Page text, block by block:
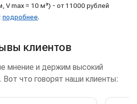
V max = 10 м³) - от 11000 рублей
подробнее.
клиентов
мнение и держим высокий
Вот что говорят наши клиенты: